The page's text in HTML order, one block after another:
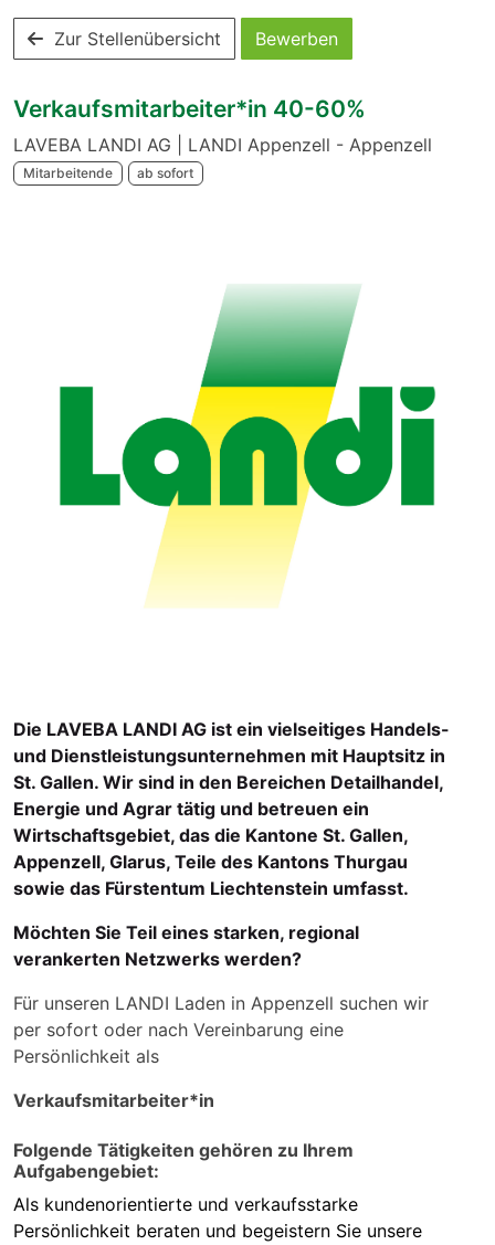
Zur Stellenübersicht Bewerben
Verkaufsmitarbeiter*in 40-60%
LAVEBA LANDI AG | LANDI Appenzell - Appenzell
Mitarbeitende ab sofort
Die LAVEBA LANDI AG ist ein vielseitiges Handels-
und Dienstleistungsunternehmen mit Hauptsitz in
St. Gallen. Wir sind in den Bereichen Detailhandel,
Energie und Agrar tätig und betreuen ein
Wirtschaftsgebiet, das die Kantone St. Gallen,
Appenzell, Glarus, Teile des Kantons Thurgau
sowie das Fürstentum Liechtenstein umfasst.
Möchten Sie Teil eines starken, regional
verankerten Netzwerks werden?
Für unseren LANDI Laden in Appenzell suchen wir
per sofort oder nach Vereinbarung eine
Persönlichkeit als
Verkaufsmitarbeiter*in
Folgende Tätigkeiten gehören zu Ihrem
Aufgabengebiet:
Als kundenorientierte und verkaufsstarke
Persönlichkeit beraten und begeistern Sie unsere